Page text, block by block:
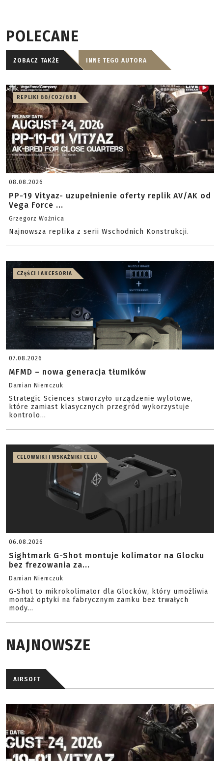
POLECANE
ZOBACZ TAKŻE INNE TEGO AUTORA
REPLIKI GG/CO2/GBB
08.08.2026
PP-19 Vityaz- uzupełnienie oferty replik AV/AK od
Vega Force ...
Grzegorz Woźnica
Najnowsza replika z serii Wschodnich Konstrukcji.
CZĘŚCI I AKCESORIA
07.08.2026
MFMD – nowa generacja tłumików
Damian Niemczuk
Strategic Sciences stworzyło urządzenie wylotowe,
które zamiast klasycznych przegród wykorzystuje
kontrolo...
CELOWNIKI I WSKAŹNIKI CELU
06.08.2026
Sightmark G-Shot montuje kolimator na Glocku
bez frezowania za...
Damian Niemczuk
G-Shot to mikrokolimator dla Glocków, który umożliwia
montaż optyki na fabrycznym zamku bez trwałych
mody...
NAJNOWSZE
AIRSOFT